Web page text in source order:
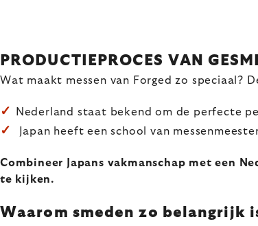
PRODUCTIEPROCES VAN
Wat maakt messen van Forged zo speciaal?
✓ Nederland staat bekend om de perfecte
✓ Japan heeft een school van
Combineer Japans vakmanschap met een
te kijken.
Waarom smeden zo belangrijk